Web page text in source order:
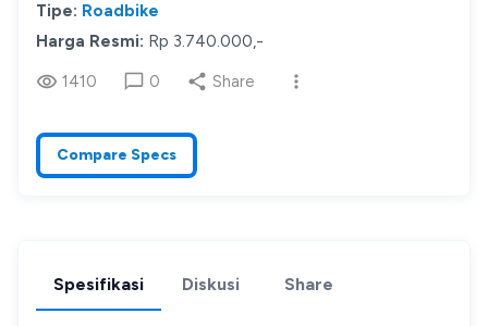
Tipe: Roadbike
Harga Resmi: Rp 3.740.000,-
1410 0 Share
Compare Specs
Spesifikasi Diskusi Share